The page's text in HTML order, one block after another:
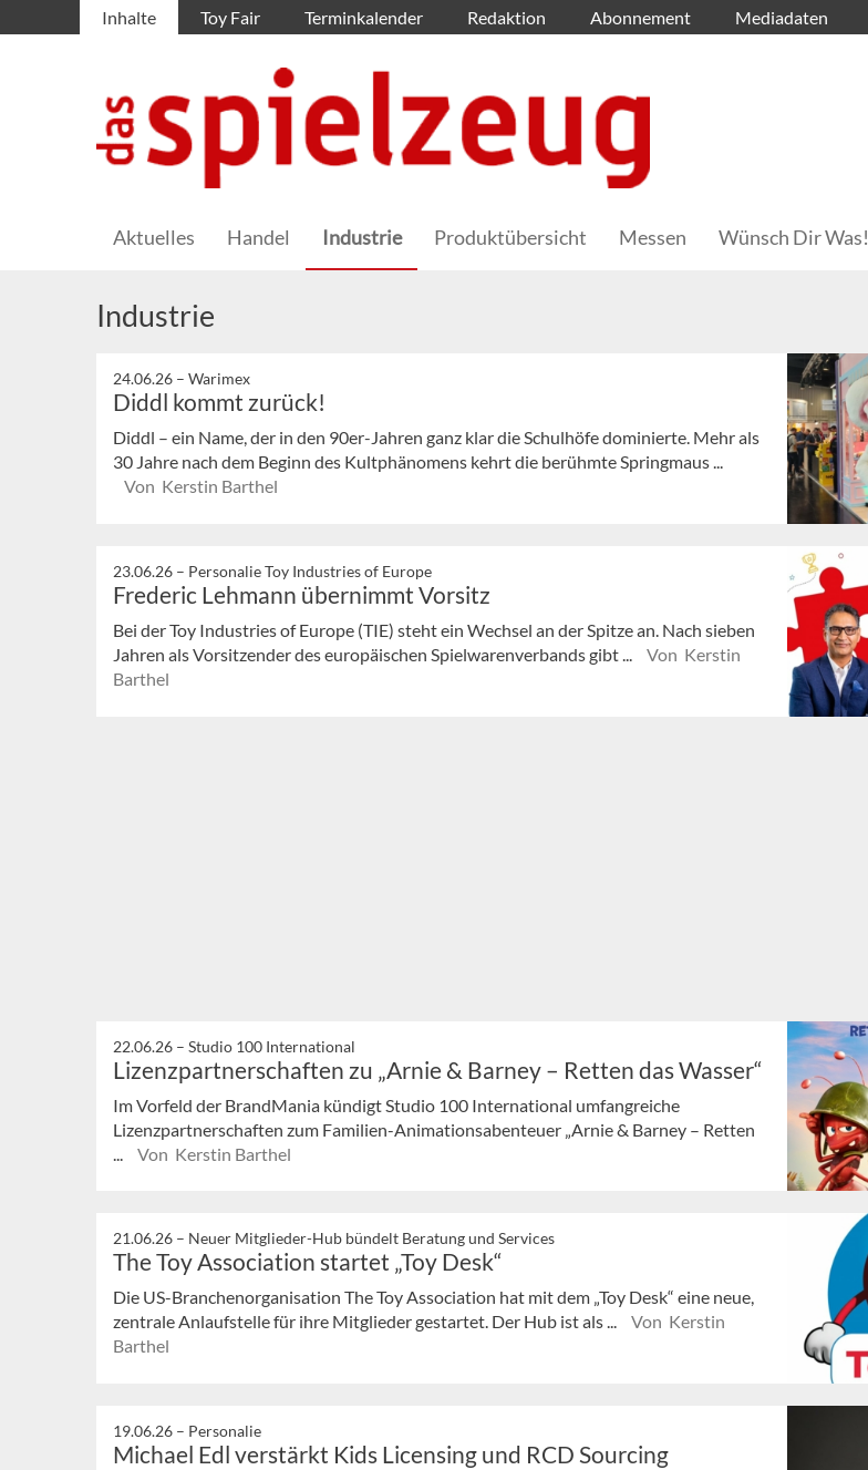
Inhalte Toy Fair Terminkalender Redaktion Abonnement Mediadaten
Aktuelles Handel Industrie Produktübersicht Messen Wünsch Dir Was!
Industrie
24.06.26 – Warimex
Diddl kommt zurück!
Diddl – ein Name, der in den 90er-Jahren ganz klar die Schulhöfe dominierte. Mehr als
30 Jahre nach dem Beginn des Kultphänomens kehrt die berühmte Springmaus ...
Von Kerstin Barthel
23.06.26 – Personalie Toy Industries of Europe
Frederic Lehmann übernimmt Vorsitz
Bei der Toy Industries of Europe (TIE) steht ein Wechsel an der Spitze an. Nach sieben
Jahren als Vorsitzender des europäischen Spielwarenverbands gibt ...
Von Kerstin
Barthel
22.06.26 – Studio 100 International
Lizenzpartnerschaften zu „Arnie & Barney – Retten das Wasser“
Im Vorfeld der BrandMania kündigt Studio 100 International umfangreiche
Lizenzpartnerschaften zum Familien-Animationsabenteuer „Arnie & Barney – Retten
Von Kerstin Barthel
21.06.26 – Neuer Mitglieder-Hub bündelt Beratung und Services
The Toy Association startet „Toy Desk“
Die US-Branchenorganisation The Toy Association hat mit dem „Toy Desk“ eine neue,
zentrale Anlaufstelle für ihre Mitglieder gestartet. Der Hub ist als ...
Von Kerstin
Barthel
19.06.26 – Personalie
Michael Edl verstärkt Kids Licensing und RCD Sourcing